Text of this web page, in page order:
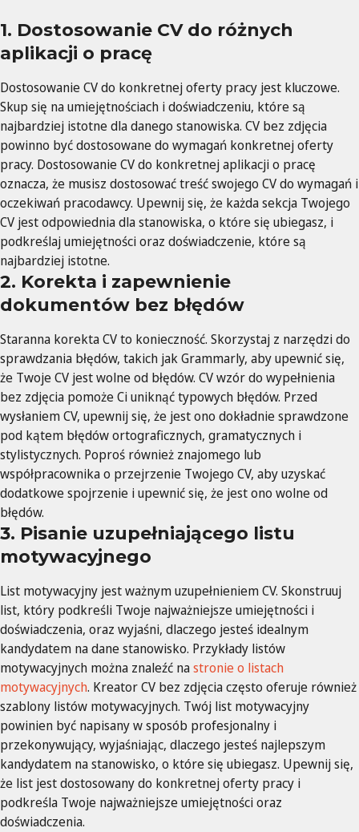
1. Dostosowanie CV do różnych
aplikacji o pracę
Dostosowanie CV do konkretnej oferty pracy jest kluczowe.
Skup się na umiejętnościach i doświadczeniu, które są
najbardziej istotne dla danego stanowiska. CV bez zdjęcia
powinno być dostosowane do wymagań konkretnej oferty
pracy. Dostosowanie CV do konkretnej aplikacji o pracę
oznacza, że musisz dostosować treść swojego CV do wymagań i
oczekiwań pracodawcy. Upewnij się, że każda sekcja Twojego
CV jest odpowiednia dla stanowiska, o które się ubiegasz, i
podkreślaj umiejętności oraz doświadczenie, które są
najbardziej istotne.
2. Korekta i zapewnienie
dokumentów bez błędów
Staranna korekta CV to konieczność. Skorzystaj z narzędzi do
sprawdzania błędów, takich jak Grammarly, aby upewnić się,
że Twoje CV jest wolne od błędów. CV wzór do wypełnienia
bez zdjęcia pomoże Ci uniknąć typowych błędów. Przed
wysłaniem CV, upewnij się, że jest ono dokładnie sprawdzone
pod kątem błędów ortograficznych, gramatycznych i
stylistycznych. Poproś również znajomego lub
współpracownika o przejrzenie Twojego CV, aby uzyskać
dodatkowe spojrzenie i upewnić się, że jest ono wolne od
błędów.
3. Pisanie uzupełniającego listu
motywacyjnego
List motywacyjny jest ważnym uzupełnieniem CV. Skonstruuj
list, który podkreśli Twoje najważniejsze umiejętności i
doświadczenia, oraz wyjaśni, dlaczego jesteś idealnym
kandydatem na dane stanowisko. Przykłady listów
motywacyjnych można znaleźć nastronie o listach
motywacyjnych. Kreator CV bez zdjęcia często oferuje również
szablony listów motywacyjnych. Twój list motywacyjny
powinien być napisany w sposób profesjonalny i
przekonywujący, wyjaśniając, dlaczego jesteś najlepszym
kandydatem na stanowisko, o które się ubiegasz. Upewnij się,
że list jest dostosowany do konkretnej oferty pracy i
podkreśla Twoje najważniejsze umiejętności oraz
doświadczenia.